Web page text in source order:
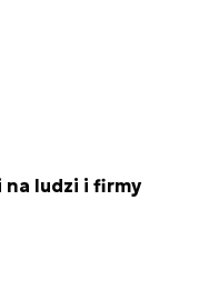
na ludzi i firmy